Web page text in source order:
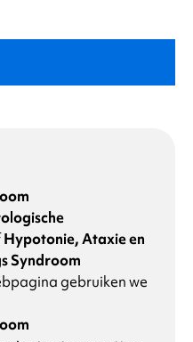
syndroom?
verandering in het
Hypotonie, Ataxie en
Syndroom
gebruiken we